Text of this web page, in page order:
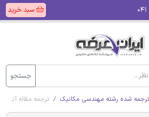
سبد خرید
جستجو
ترجمه شده رشته مهندسی مکانیک ترجمه مقاله